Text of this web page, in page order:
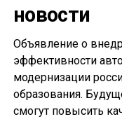
новости
Объявление о
эффективности
модернизации
образования.
смогут повысить